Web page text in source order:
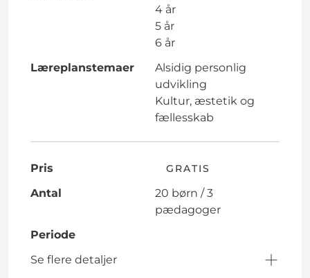
4 år
5 år
6 år
Læreplanstemaer
Alsidig personlig
udvikling
Kultur, æstetik og
fællesskab
Pris GRATIS
Antal
20 børn / 3
pædagoger
Periode
Se flere detaljer